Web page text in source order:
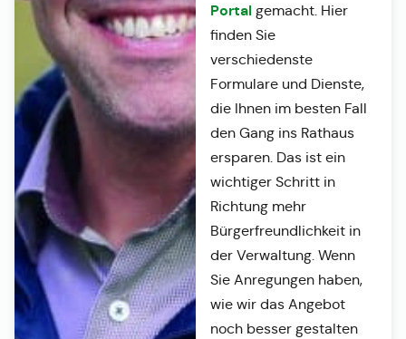
Portalgemacht. Hier
finden Sie
verschiedenste
Formulare und Dienste,
die Ihnen im besten Fall
den Gang ins Rathaus
ersparen. Das ist ein
wichtiger Schritt in
Richtung mehr
Bürgerfreundlichkeit in
der Verwaltung. Wenn
Sie Anregungen haben,
wie wir das Angebot
noch besser gestalten